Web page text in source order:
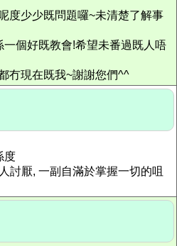
度少少既問題囉~未清楚了解事
個好既教會!希望未番過既人唔
冇現在既我~謝謝您們^^
度
討厭, 一副自滿於掌握一切的咀